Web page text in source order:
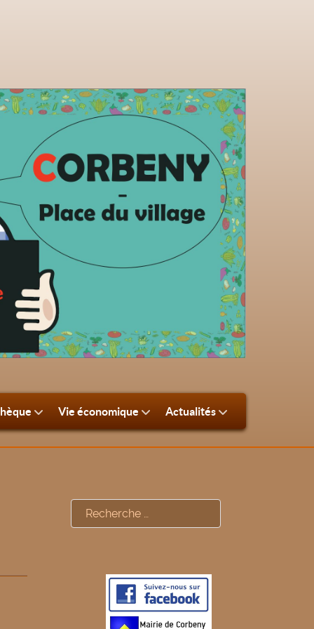
Vie économique Actualités
Rechercher